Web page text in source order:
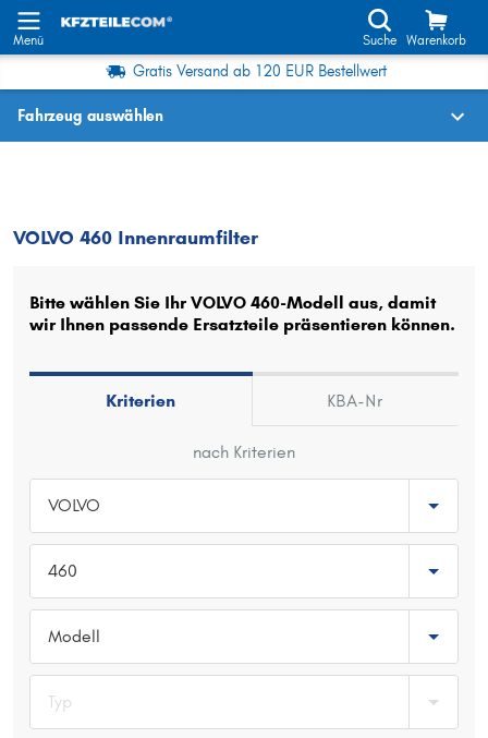
Menü Suche Warenkorb
Gratis Versand ab 120 EUR Bestellwert
Fahrzeug auswählen
Wo finde ich die?
Oder
Hersteller wählen
Typ wählen
VOLVO 460 Innenraumfilter
Bitte wählen Sie Ihr VOLVO 460-Modell aus, damit
wir Ihnen passende Ersatzteile präsentieren können.
Kriterien KBA-Nr
nach Kriterien
VOLVO
460
Modell
Typ